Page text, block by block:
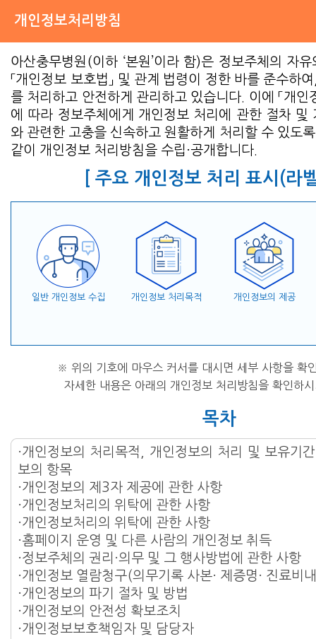
개인정보처리방침
아산충무병원(이하 ‘본원’이라 함)은 정보주체의 자
「개인정보 보호법」 및 관계 법령이 정한 바를 준수하
를 처리하고 안전하게 관리하고 있습니다. 이에 「개인
에 따라 정보주체에게 개인정보 처리에 관한 절차 및
와 관련한 고충을 신속하고 원활하게 처리할 수 있도
같이 개인정보 처리방침을 수립·공개합니다.
[ 주요 개인정보 처리 표시(라
일반 개인정보 수집 개인정보 처리목적 개인정보의 제공
※ 위의 기호에 마우스 커서를 대시면 세부 사항을 확
자세한 내용은 아래의 개인정보 처리방침을 확인하
목차
·개인정보의 처리목적, 개인정보의 처리 및 보유기
보의 항목
·개인정보의 제3자 제공에 관한 사항
·개인정보처리의 위탁에 관한 사항
·개인정보처리의 위탁에 관한 사항
·홈페이지 운영 및 다른 사람의 개인정보 취득
·정보주체의 권리·의무 및 그 행사방법에 관한 사항
·개인정보 열람청구(의무기록 사본· 제증명· 진료비
·개인정보의 파기 절차 및 방법
·개인정보의 안전성 확보조치
·개인정보보호책임자 및 담당자